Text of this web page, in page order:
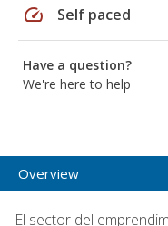
speed Self paced
Have a question?
We're here to help
Overview
El sector del